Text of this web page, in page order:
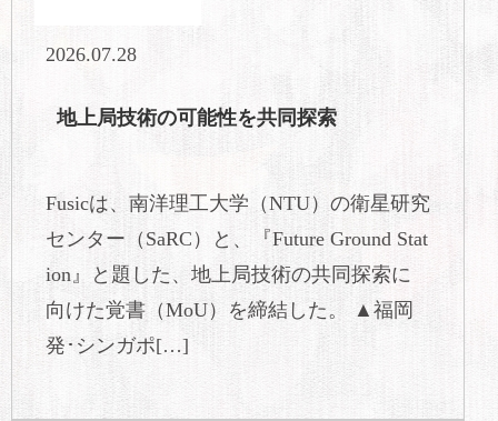
2026.07.28
地上局技術の可能性を共同探索
Fusicは、南洋理工大学（NTU）の衛星研究
センター（SaRC）と、『Future Ground Stat
ion』と題した、地上局技術の共同探索に
向けた覚書（MoU）を締結した。 ▲福岡
発･シンガポ[…]